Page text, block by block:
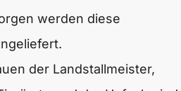
werden diese
der Landstallmeister,